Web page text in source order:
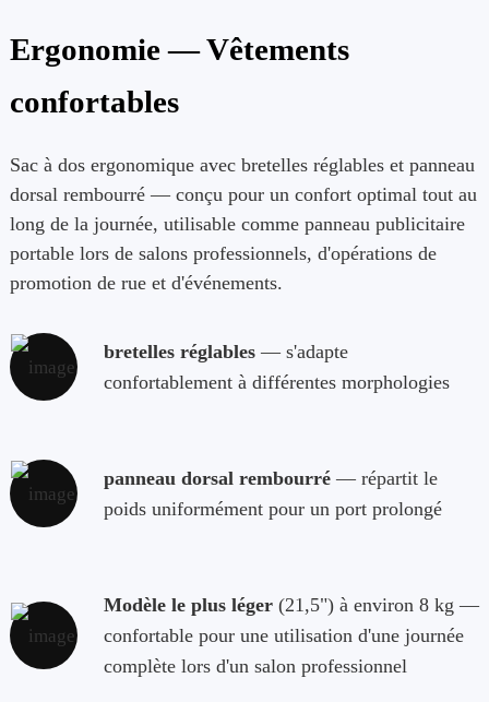
Ergonomie — Vêtements
confortables
Sac à dos ergonomique avec bretelles réglables et panneau
dorsal rembourré — conçu pour un confort optimal tout au
long de la journée, utilisable comme panneau publicitaire
portable lors de salons professionnels, d'opérations de
promotion de rue et d'événements.
bretelles réglables — s'adapte
confortablement à différentes morphologies
panneau dorsal rembourré— répartit le
poids uniformément pour un port prolongé
Modèle le plus léger(21,5") à environ 8 kg —
confortable pour une utilisation d'une journée
complète lors d'un salon professionnel